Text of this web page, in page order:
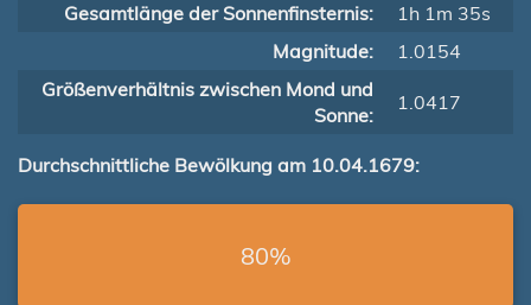
Gesamtlänge der Sonnenfinsternis:
1h 1m 35s
Magnitude:
1.0154
Größenverhältnis zwischen Mond und
Sonne:
1.0417
Durchschnittliche Bewölkung am 10.04.1679:
80%